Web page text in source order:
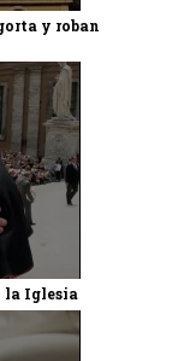
y roban
la Iglesia